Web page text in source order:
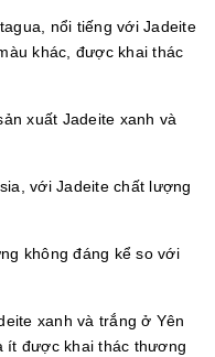
nổi tiếng với Jadeite
khác, được khai thác
xuất Jadeite xanh và
với Jadeite chất lượng
không đáng kể so với
xanh và trắng ở Yên
ít được khai thác thương